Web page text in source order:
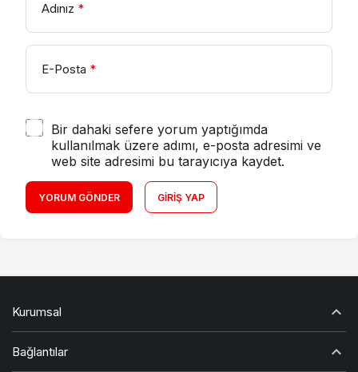
Adınız *
E-Posta *
Bir dahaki sefere yorum yaptığımda
kullanılmak üzere adımı, e-posta adresimi ve
web site adresimi bu tarayıcıya kaydet.
YORUM GÖNDER GIRIŞ YAP
Kurumsal
Bağlantılar